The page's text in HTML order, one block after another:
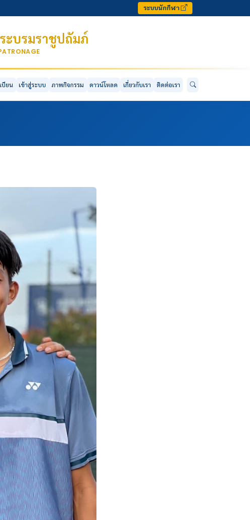
ระบบนักกีฬา
ะบรมราชูปถัมภ์
บียน เข้าสู่ระบบ ภาพกิจกรรม ดาวน์โหลด เกี่ยวกับเรา ติดต่อเรา